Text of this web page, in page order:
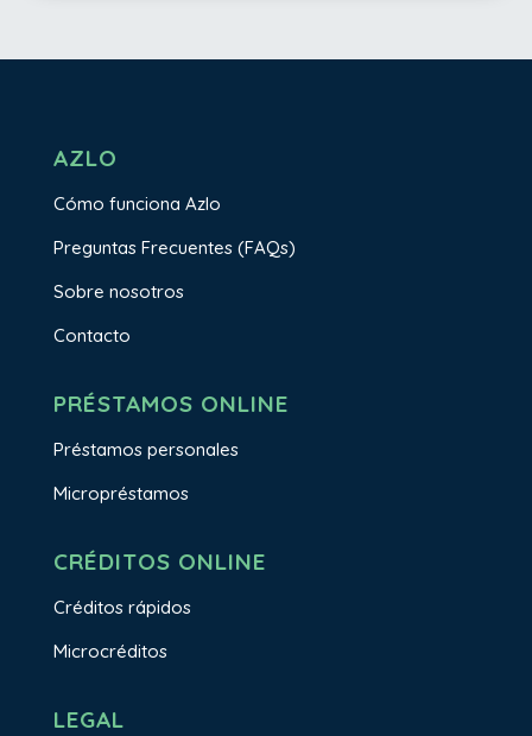
AZLO
Cómo funciona Azlo
Preguntas Frecuentes (FAQs)
Sobre nosotros
Contacto
PRÉSTAMOS ONLINE
Préstamos personales
Micropréstamos
CRÉDITOS ONLINE
Créditos rápidos
Microcréditos
LEGAL